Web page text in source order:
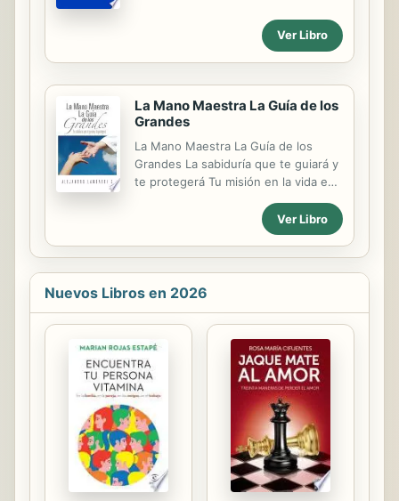
Nueva Jerusalén”. Al tener los
creyentes un contacto íntimo con el
Señor en Su palabra, la vida y la
alabanzas a nuestro Dios, y
conforme a su doctrina en la
instrucción y exhortación al pueblo
Ver Libro
La Mano Maestra La Guía de los
Grandes
La Mano Maestra La Guía de los
Grandes La sabiduría que te guiará y
te protegerá Tu misión en la vida es
está lleno de retos y desafíos, lograr
ser feliz es más fácil de lo que
comprender, y practicar los principios
correctos. La sabiduría de ésta
vida. Sin embargo, así como el baño
que tomamos en la mañana no dura
todo el día, el agua de ésta fuente
se debe beber igual que como se
alimenta el cuerpo: todos los días,
porque la mano maestra es alimento
para el...
Ver Libro
Nuevos Libros en 2026